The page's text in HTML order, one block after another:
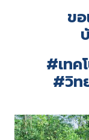
ขอแ
#เทค
#วิท